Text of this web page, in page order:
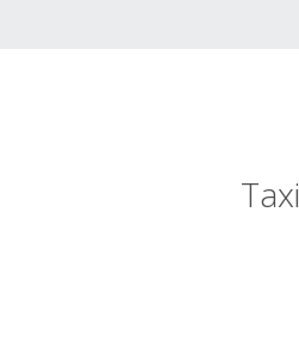
Taxi